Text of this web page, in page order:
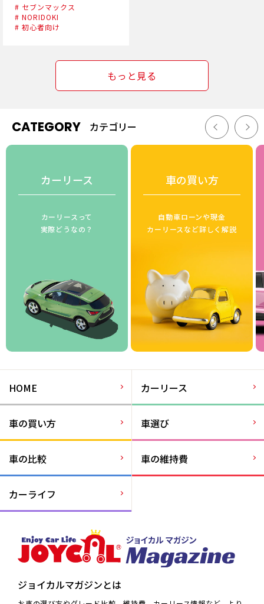
# セブンマックス
# NORIDOKI
# 初心者向け
もっと見る
CATEGORY カテゴリー
カーリース
カーリースって
実際どうなの？
車の買い方
自動車ローンや現金
カーリースなど詳しく解説
HOME カーリース
車の買い方 車選び
車の比較 車の維持費
カーライフ
ジョイカルマガジンとは